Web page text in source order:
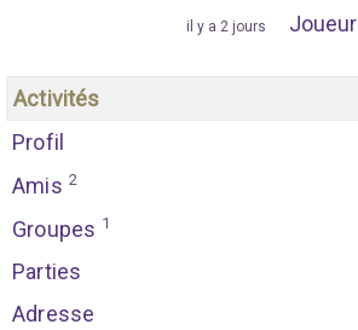
il y a 2 jours Joueur
Activités
Profil
Amis 2
Groupes 1
Parties
Adresse